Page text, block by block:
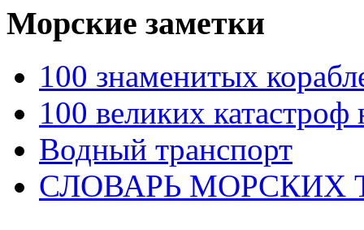
Морские заметки
100 знаменитых
100 великих катастроф
Водный транспорт
СЛОВАРЬ МОРСКИХ